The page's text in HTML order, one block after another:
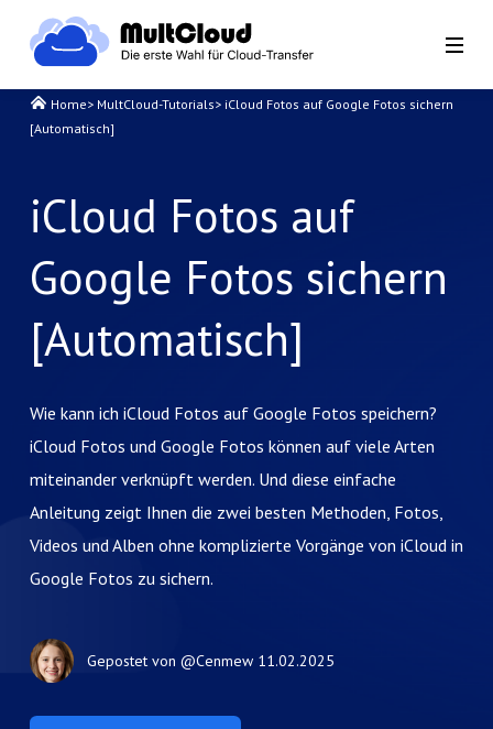
Home> MultCloud-Tutorials> iCloud Fotos auf Google Fotos sichern
[Automatisch]
iCloud Fotos auf
Google Fotos sichern
[Automatisch]
Wie kann ich iCloud Fotos auf Google Fotos speichern?
iCloud Fotos und Google Fotos können auf viele Arten
miteinander verknüpft werden. Und diese einfache
Anleitung zeigt Ihnen die zwei besten Methoden, Fotos,
Videos und Alben ohne komplizierte Vorgänge von iCloud in
Google Fotos zu sichern.
Gepostet von @Cenmew 11.02.2025